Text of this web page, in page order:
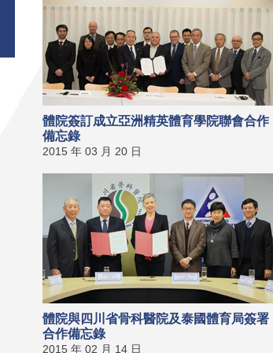
體院簽訂成立亞洲精英體育學院聯會合作
備忘錄
2015 年 03 月 20 日
體院與四川省骨科醫院及泰國體育局簽署
合作備忘錄
2015 年 02 月 14 日